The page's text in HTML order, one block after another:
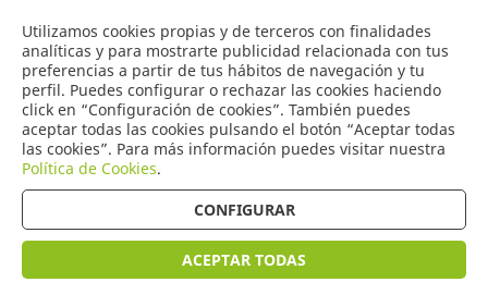
Utilizamos cookies propias y de terceros con finalidades
analíticas y para mostrarte publicidad relacionada con tus
preferencias a partir de tus hábitos de navegación y tu
perfil. Puedes configurar o rechazar las cookies haciendo
click en “Configuración de cookies”. También puedes
aceptar todas las cookies pulsando el botón “Aceptar todas
las cookies”. Para más información puedes visitar nuestra
Política de Cookies.
CONFIGURAR
ACEPTAR TODAS
0
COMERCIO
DE TORRIJOS
Productos (4597)
Ordenar por precio